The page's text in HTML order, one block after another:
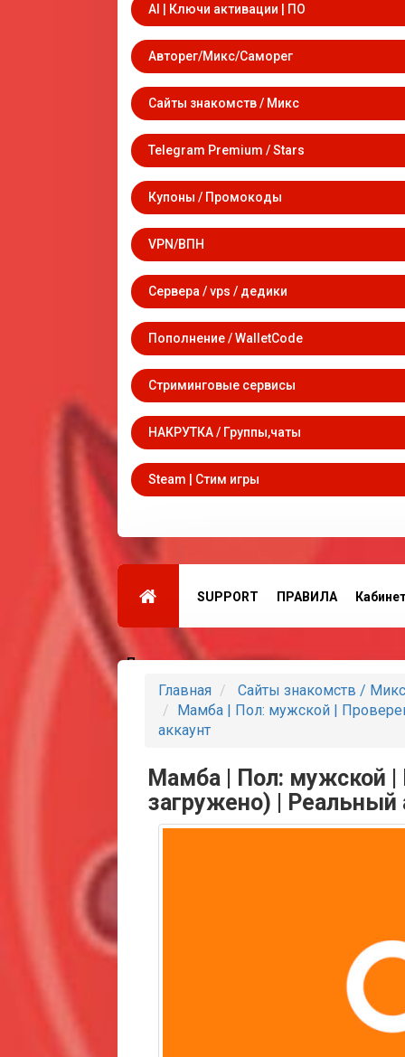
AI | Ключи активации | ПО
Авторег/Микс/Саморег
Сайты знакомств / Микс
Telegram Premium / Stars
Купоны / Промокоды
VPN/ВПН
Сервера / vps / дедики
Пополнение / WalletCode
Стриминговые сервисы
НАКРУТКА / Группы,чаты
Steam | Стим игры
SUPPORT ПРАВИЛА
Партнеры
Главная
Сайты знакомств / Микс
Мамба | Пол: мужской |
аккаунт
Мамба | Пол: мужской
загружено) | Реальный